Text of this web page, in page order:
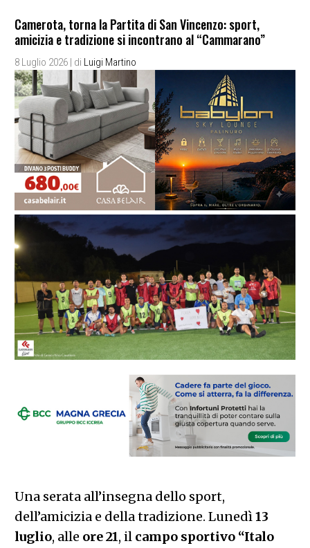
Camerota, torna la Partita di San Vincenzo: sport,
amicizia e tradizione si incontrano al “Cammarano”
8 Luglio 2026 | di Luigi Martino
Una serata all’insegna dello sport,
dell’amicizia e della tradizione. Lunedì13
luglio, alle ore 21, il campo sportivo “Italo